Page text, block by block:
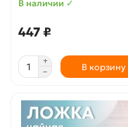
В наличии ✓
447 ₽
В корзину